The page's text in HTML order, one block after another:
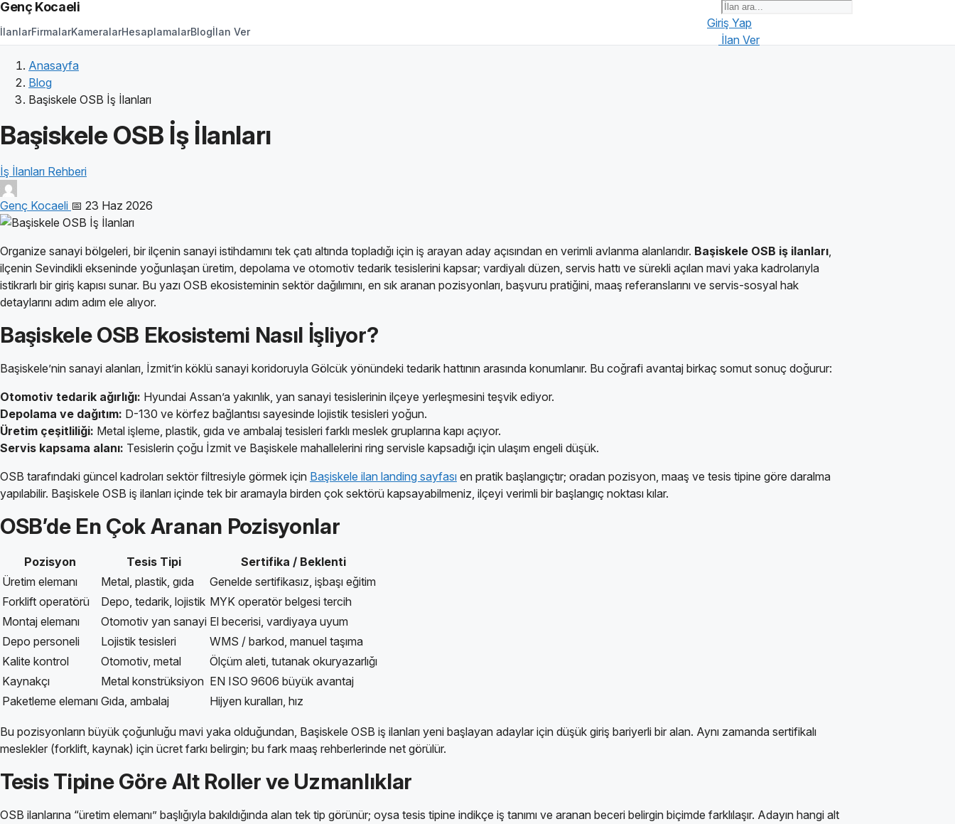
Genç Kocaeli
İlanlarFirmalarKameralarHesaplamalarBlogİlan Ver
Giriş Yap
İlan Ver
Anasayfa
Blog
Başiskele OSB İş İlanları
Başiskele OSB İş İlanları
İş İlanları Rehberi
Genç Kocaeli 📅 23 Haz 2026
Organize sanayi bölgeleri, bir ilçenin sanayi istihdamını tek çatı altında topladığı için iş arayan aday açısından en verimli avlanma alanlarıdır. Başiskele OSB iş ilanları,
ilçenin Sevindikli ekseninde yoğunlaşan üretim, depolama ve otomotiv tedarik tesislerini kapsar; vardiyalı düzen, servis hattı ve sürekli açılan mavi yaka kadrolarıyla
istikrarlı bir giriş kapısı sunar. Bu yazı OSB ekosisteminin sektör dağılımını, en sık aranan pozisyonları, başvuru pratiğini, maaş referanslarını ve servis-sosyal hak
detaylarını adım adım ele alıyor.
Başiskele OSB Ekosistemi Nasıl İşliyor?
Başiskele’nin sanayi alanları, İzmit’in köklü sanayi koridoruyla Gölcük yönündeki tedarik hattının arasında konumlanır. Bu coğrafi avantaj birkaç somut sonuç doğurur:
Otomotiv tedarik ağırlığı: Hyundai Assan’a yakınlık, yan sanayi tesislerinin ilçeye yerleşmesini teşvik ediyor.
Depolama ve dağıtım: D-130 ve körfez bağlantısı sayesinde lojistik tesisleri yoğun.
Üretim çeşitliliği: Metal işleme, plastik, gıda ve ambalaj tesisleri farklı meslek gruplarına kapı açıyor.
Servis kapsama alanı: Tesislerin çoğu İzmit ve Başiskele mahallelerini ring servisle kapsadığı için ulaşım engeli düşük.
OSB tarafındaki güncel kadroları sektör filtresiyle görmek için Başiskele ilan landing sayfası en pratik başlangıçtır; oradan pozisyon, maaş ve tesis tipine göre daralma
yapılabilir. Başiskele OSB iş ilanları içinde tek bir aramayla birden çok sektörü kapsayabilmeniz, ilçeyi verimli bir başlangıç noktası kılar.
OSB’de En Çok Aranan Pozisyonlar
Pozisyon Tesis Tipi
Sertifika / Beklenti
Üretim elemanı
Metal, plastik, gıda
Genelde sertifikasız, işbaşı eğitim
Forklift operatörü
Depo, tedarik, lojistik MYK operatör belgesi tercih
Montaj elemanı
Otomotiv yan sanayi El becerisi, vardiyaya uyum
Depo personeli
Lojistik tesisleri
WMS / barkod, manuel taşıma
Kalite kontrol
Otomotiv, metal
Ölçüm aleti, tutanak okuryazarlığı
Kaynakçı
Metal konstrüksiyon EN ISO 9606 büyük avantaj
Paketleme elemanı Gıda, ambalaj Hijyen kuralları, hız
Bu pozisyonların büyük çoğunluğu mavi yaka olduğundan, Başiskele OSB iş ilanları yeni başlayan adaylar için düşük giriş bariyerli bir alan. Aynı zamanda sertifikalı
meslekler (forklift, kaynak) için ücret farkı belirgin; bu fark maaş rehberlerinde net görülür.
Tesis Tipine Göre Alt Roller ve Uzmanlıklar
OSB ilanlarına “üretim elemanı” başlığıyla bakıldığında alan tek tip görünür; oysa tesis tipine indikçe iş tanımı ve aranan beceri belirgin biçimde farklılaşır. Adayın hangi alt